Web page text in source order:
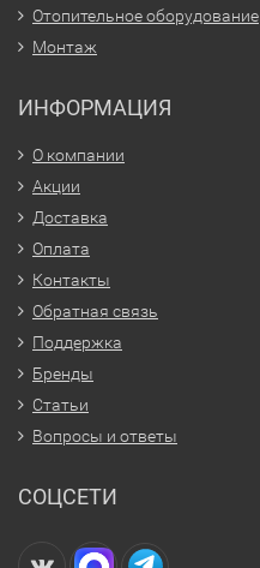
Отопительное оборудование
Монтаж
ИНФОРМАЦИЯ
О компании
Акции
Доставка
Оплата
Контакты
Обратная связь
Поддержка
Бренды
Статьи
Вопросы и ответы
СОЦСЕТИ